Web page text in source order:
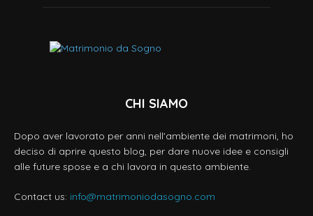
CHI SIAMO
Dopo aver lavorato per anni nell'ambiente dei matrimoni, ho
deciso di aprire questo blog, per dare nuove idee e consigli
alle future spose e a chi lavora in questo ambiente.
Contact us: info@matrimoniodasogno.com